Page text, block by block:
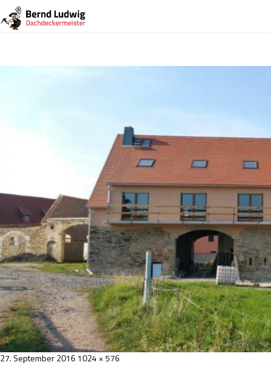
Vorheriges Bild
Nächstes Bild
Veröffentlicht
27. September 2016 Volle
1024 × 576